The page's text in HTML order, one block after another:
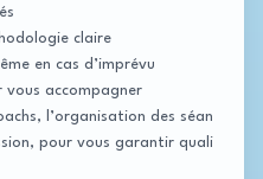
claire
en cas d’imprévu
vous accompagner
l’organisation des séan
pour vous garantir quali